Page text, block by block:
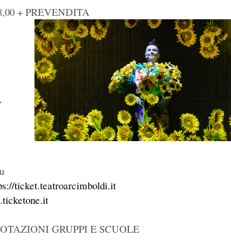
+ PREVENDITA
ticket.teatroarcimboldi.it
GRUPPI E SCUOLE